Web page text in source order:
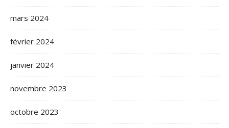
mars 2024
février 2024
janvier 2024
novembre 2023
octobre 2023